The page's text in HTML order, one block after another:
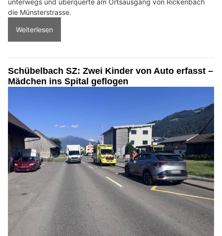
die Münsterstrasse.
Weiterlesen
Schübelbach SZ: Zwei Kinder von Auto erfasst –
Mädchen ins Spital geflogen